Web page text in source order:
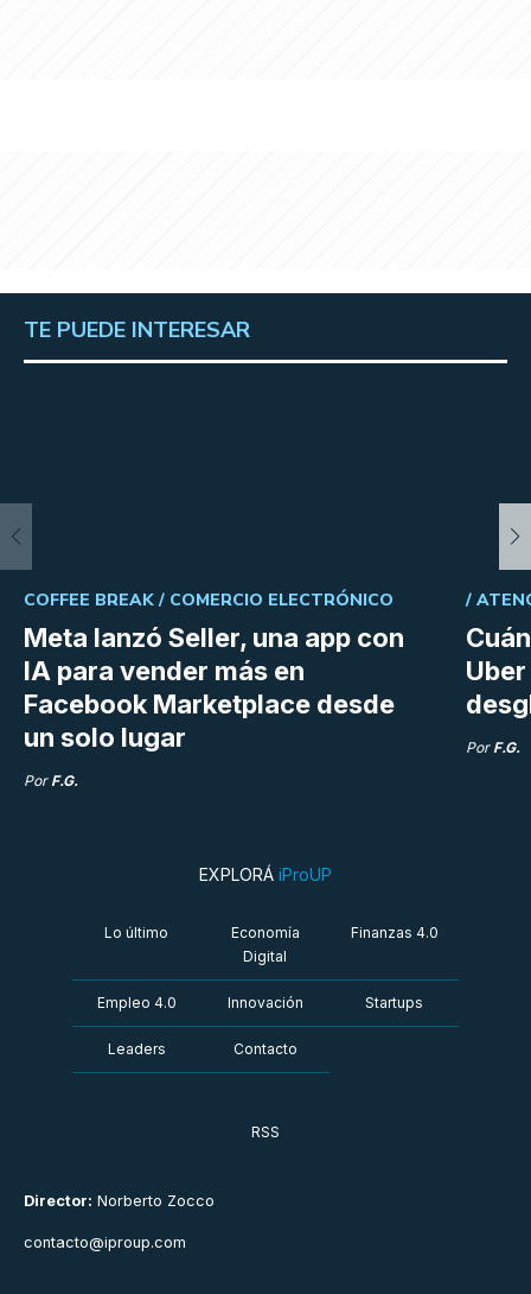
TE PUEDE INTERESAR
Meta lanzó Seller, una app con
IA para vender más en
Facebook Marketplace desde
un solo lugar
COFFEE BREAK / COMERCIO ELECTRÓNICO
Por F.G.
/
Por F.G.
Director: Norberto Zocco
contacto@iproup.com
EXPLORÁ iProUP
Lo último
Economía
Digital
Finanzas 4.0
Empleo 4.0 Innovación Startups
Leaders Contacto
RSS